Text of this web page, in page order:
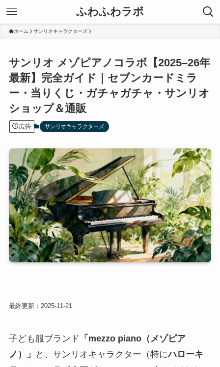
ふわふわラボ
ホーム サンリオキャラクターズ
サンリオ メゾピアノコラボ【2025–26年
最新】完全ガイド｜セブンカードミラ
ー・当りくじ・ガチャガチャ・サンリオ
ショップ＆通販
広告 サンリオキャラクターズ
最終更新：2025-11-21
子ども服ブランド 「mezzo piano（メゾピア
ノ）」
と、サンリオキャラクター（特にハローキ